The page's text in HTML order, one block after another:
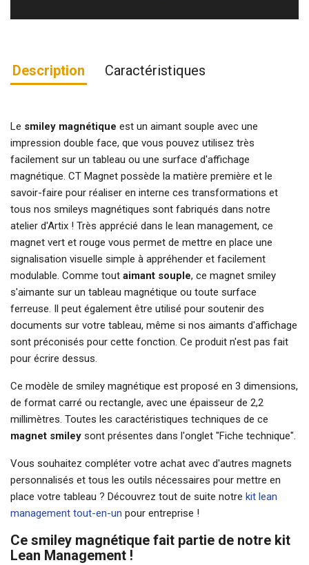
Description Caractéristiques
Le smiley magnétique est un aimant souple avec une
impression double face, que vous pouvez utilisez très
facilement sur un tableau ou une surface d'affichage
magnétique. CT Magnet possède la matière première et le
savoir-faire pour réaliser en interne ces transformations et
tous nos smileys magnétiques sont fabriqués dans notre
atelier d'Artix ! Très apprécié dans le lean management, ce
magnet vert et rouge vous permet de mettre en place une
signalisation visuelle simple à appréhender et facilement
modulable. Comme tout aimant souple, ce magnet smiley
s'aimante sur un tableau magnétique ou toute surface
ferreuse. Il peut également être utilisé pour soutenir des
documents sur votre tableau, même si nos aimants d'affichage
sont préconisés pour cette fonction. Ce produit n'est pas fait
pour écrire dessus.
Ce modèle de smiley magnétique est proposé en 3 dimensions,
de format carré ou rectangle, avec une épaisseur de 2,2
millimètres. Toutes les caractéristiques techniques de ce
magnet smiley sont présentes dans l'onglet "Fiche technique".
Vous souhaitez compléter votre achat avec d'autres magnets
personnalisés et tous les outils nécessaires pour mettre en
place votre tableau ? Découvrez tout de suite notre kit lean
management tout-en-un pour entreprise !
Ce smiley magnétique fait partie de notre kit
Lean Management !